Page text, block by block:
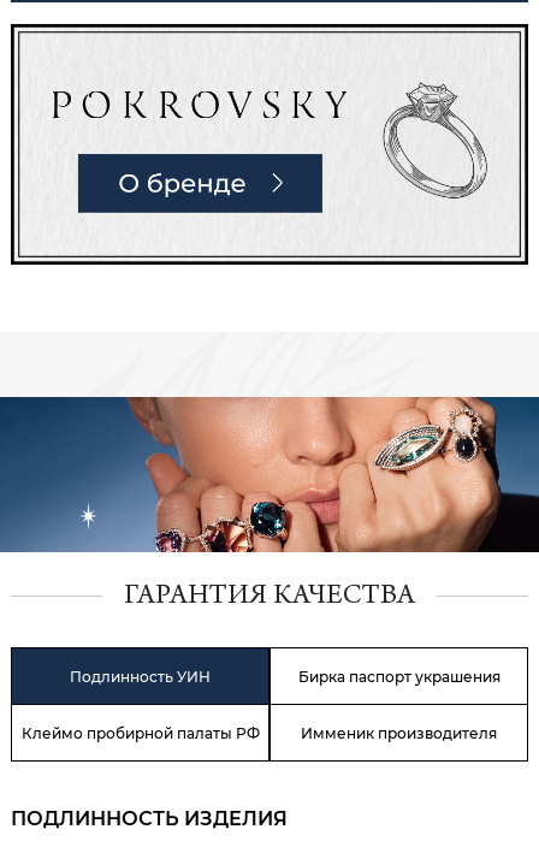
ГАРАНТИЯ КАЧЕСТВА
Подлинность УИН Бирка паспорт украшения
Клеймо пробирной палаты РФ Имменик производителя
ПОДЛИННОСТЬ ИЗДЕЛИЯ